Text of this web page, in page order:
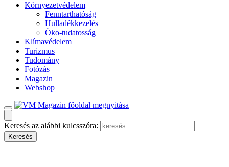
Környezetvédelem
Fenntarthatóság
Hulladékkezelés
Öko-tudatosság
Klímavédelem
Turizmus
Tudomány
Fotózás
Magazin
Webshop
Keresés az alábbi kulcsszóra: